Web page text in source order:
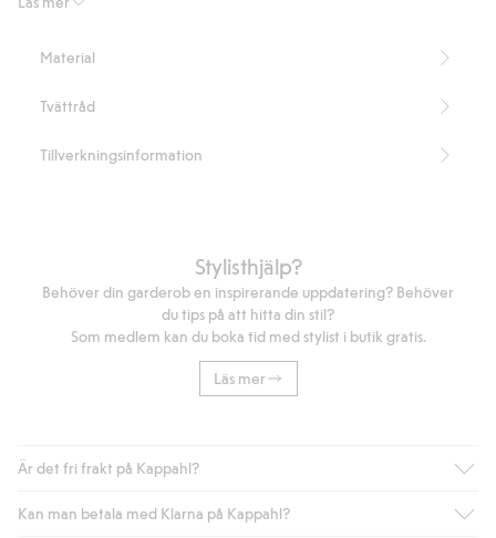
Tygkassens mått är 20 x 30 cm
Artikelnummer
Material
Tvättråd
Tillverkningsinformation
Stylisthjälp?
Behöver din garderob en inspirerande uppdatering? Behöver
du tips på att hitta din stil?
Som medlem kan du boka tid med stylist i butik gratis.
Läs mer
Är det fri frakt på Kappahl?
Är du medlem i Kappahl Club har du alltid gratis frakt till butik
Kan man betala med Klarna på Kappahl?